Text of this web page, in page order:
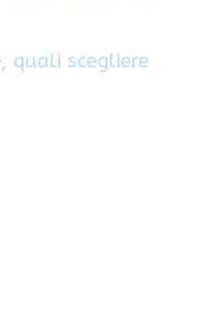
quali scegliere